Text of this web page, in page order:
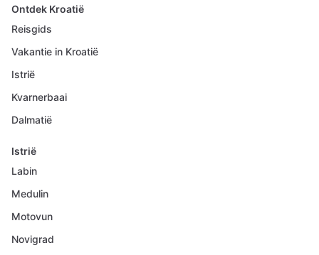
Ontdek Kroatië
Reisgids
Vakantie in Kroatië
Istrië
Kvarnerbaai
Dalmatië
Istrië
Labin
Medulin
Motovun
Novigrad